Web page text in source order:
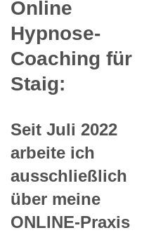
Online
Hypnose-
Coaching für
Staig:
Seit Juli 2022
arbeite ich
ausschließlich
über meine
ONLINE-Praxis